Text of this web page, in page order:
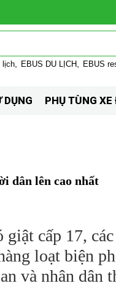
lịch EBUS DU LỊCH EBUS
DỤNG PHỤ TÙNG XE
dân lên cao nhất
cấp 17,
loạt biện
và nhân dân